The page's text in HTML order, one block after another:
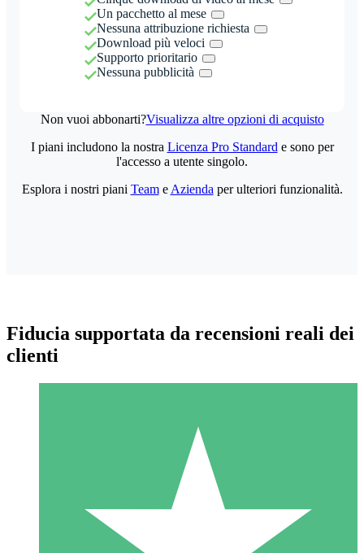
Un pacchetto al mese
Nessuna attribuzione richiesta
Download più veloci
Supporto prioritario
Nessuna pubblicità
Non vuoi abbonarti?Visualizza altre opzioni di acquisto
Pacchetti di Crediti Individuali
Paga a consumo con crediti di download. Nessun impegno
I piani includono la nostra Licenza Pro Standard e sono per
l'accesso a utente singolo.
Esplora i nostri piani Teame Azienda per ulteriori funzionalità.
Fiducia supportata da recensioni reali dei
clienti